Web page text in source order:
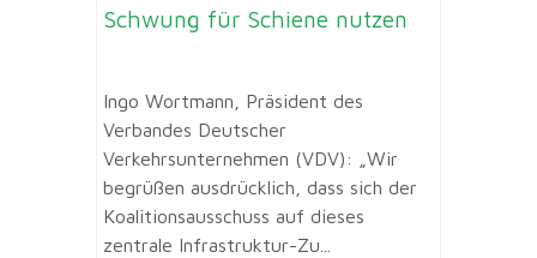
Schwung für Schiene nutzen
Ingo Wortmann, Präsident des
Verbandes Deutscher
Verkehrsunternehmen (VDV): „Wir
begrüßen ausdrücklich, dass sich der
Koalitionsausschuss auf dieses
zentrale Infrastruktur-Zu...